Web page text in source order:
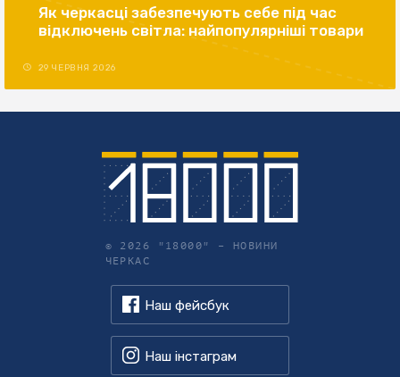
Як черкасці забезпечують себе під час
відключень світла: найпопулярніші товари
29 ЧЕРВНЯ 2026
© 2026 "18000" – НОВИНИ
ЧЕРКАС
Наш фейсбук
Наш інстаграм